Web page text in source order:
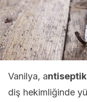
Vanilya, a
diş hekimliğinde